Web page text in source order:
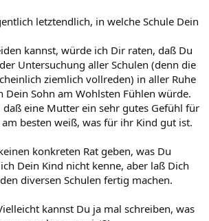
letztendlich, in welche Schule Dein
kannst, würde ich Dir raten, daß Du
Untersuchung aller Schulen (denn die
ziemlich vollreden) in aller Ruhe
Dein Sohn am Wohlsten Fühlen würde.
eine Mutter ein sehr gutes Gefühl für
besten weiß, was für ihr Kind gut ist.
konkreten Rat geben, was Du
Dein Kind nicht kenne, aber laß Dich
diversen Schulen fertig machen.
kannst Du ja mal schreiben, was